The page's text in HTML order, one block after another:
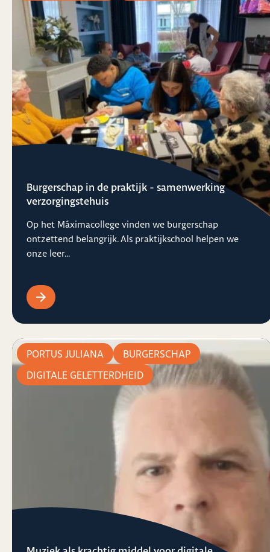
Burgerschap in de praktijk - samenwerking
verzorgingstehuis
Op het Máximacollege vinden we burgerschap
ontzettend belangrijk. Als praktijkschool helpen we
onze leer...
PORTUS JULIANA
BURGERSCHAP
DIGITALE GELETTERDHEID